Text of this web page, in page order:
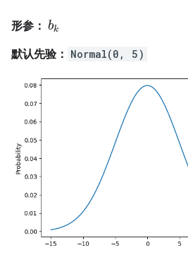
形参： bk
bk
默认先验： Normal(0, 5)